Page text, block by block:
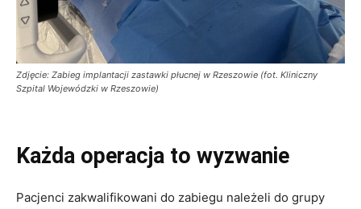
Zdjęcie: Zabieg implantacji zastawki płucnej w Rzeszowie (fot. Kliniczny
Szpital Wojewódzki w Rzeszowie)
Każda operacja to wyzwanie
Pacjenci zakwalifikowani do zabiegu należeli do grupy